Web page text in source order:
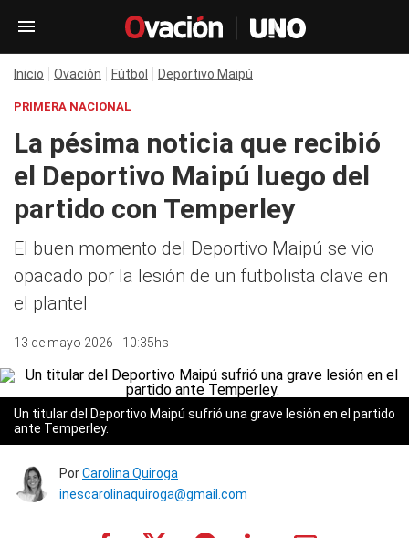
Inicio Ovación Fútbol Deportivo Maipú
PRIMERA NACIONAL
La pésima noticia que recibió
el Deportivo Maipú luego del
partido con Temperley
El buen momento del Deportivo Maipú se vio
opacado por la lesión de un futbolista clave en
el plantel
13 de mayo 2026 - 10:35hs
Un titular del Deportivo Maipú sufrió una grave lesión en el partido
ante Temperley.
PorCarolina Quiroga
inescarolinaquiroga@gmail.com